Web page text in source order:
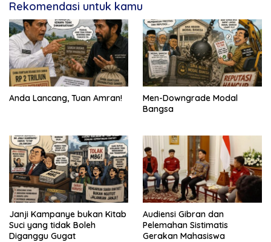
Rekomendasi untuk kamu
Anda Lancang, Tuan Amran!
Men-Downgrade Modal
Bangsa
Janji Kampanye bukan Kitab
Suci yang tidak Boleh
Diganggu Gugat
Audiensi Gibran dan
Pelemahan Sistimatis
Gerakan Mahasiswa